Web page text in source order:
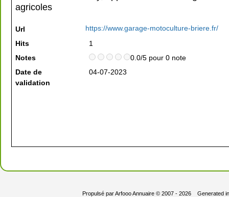
agricoles
Url
https://www.garage-motoculture-briere.fr/
Hits
1
Notes
0.0/5 pour 0 note
Date de
validation
04-07-2023
Propulsé parArfooo Annuaire© 2007 - 2026 Generated